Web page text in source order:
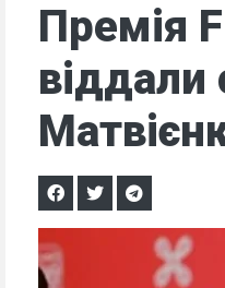
Премія
віддали